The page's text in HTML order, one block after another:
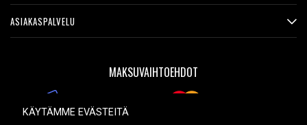
ASIAKASPALVELU
MAKSUVAIHTOEHDOT
KÄYTÄMME EVÄSTEITÄ